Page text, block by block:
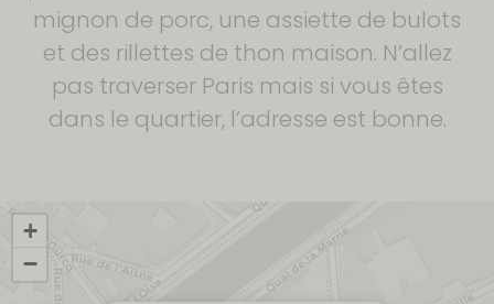
mignon de porc, une assiette de bulots
et des rillettes de thon maison. N’allez
pas traverser Paris mais si vous êtes
dans le quartier, l’adresse est bonne.
+
−